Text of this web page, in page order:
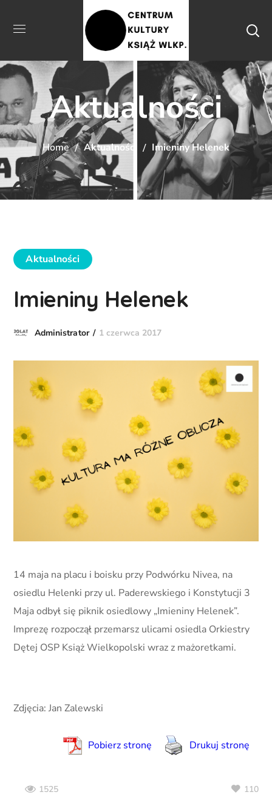
Aktualności
Home Aktualności Imieniny Helenek
Aktualności
Imieniny Helenek
Administrator 1 czerwca 2017
14 maja na placu i boisku przy Podwórku Nivea, na
osiedlu Helenki przy ul. Paderewskiego i Konstytucji 3
Maja odbył się piknik osiedlowy „Imieniny Helenek”.
Imprezę rozpoczął przemarsz ulicami osiedla Orkiestry
Dętej OSP Książ Wielkopolski wraz z mażoretkami.
Zdjęcia: Jan Zalewski
Pobierz stronę Drukuj stronę
1525 110